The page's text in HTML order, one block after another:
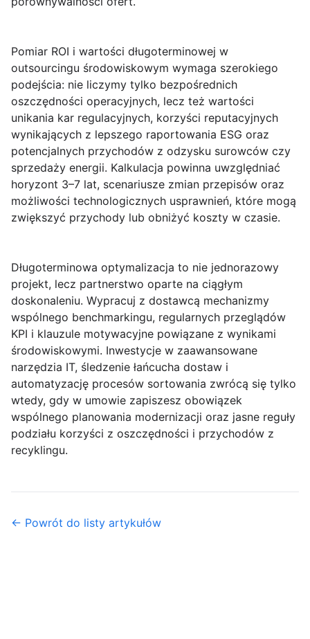
Pomiar ROI i wartości długoterminowej w
outsourcingu środowiskowym wymaga szerokiego
podejścia: nie liczymy tylko bezpośrednich
oszczędności operacyjnych, lecz też wartości
unikania kar regulacyjnych, korzyści reputacyjnych
wynikających z lepszego raportowania ESG oraz
potencjalnych przychodów z odzysku surowców czy
sprzedaży energii. Kalkulacja powinna uwzględniać
horyzont 3–7 lat, scenariusze zmian przepisów oraz
możliwości technologicznych usprawnień, które mogą
zwiększyć przychody lub obniżyć koszty w czasie.
Długoterminowa optymalizacja to nie jednorazowy
projekt, lecz partnerstwo oparte na ciągłym
doskonaleniu. Wypracuj z dostawcą mechanizmy
wspólnego benchmarkingu, regularnych przeglądów
KPI i klauzule motywacyjne powiązane z wynikami
środowiskowymi. Inwestycje w zaawansowane
narzędzia IT, śledzenie łańcucha dostaw i
automatyzację procesów sortowania zwrócą się tylko
wtedy, gdy w umowie zapiszesz obowiązek
wspólnego planowania modernizacji oraz jasne reguły
podziału korzyści z oszczędności i przychodów z
recyklingu.
← Powrót do listy artykułów